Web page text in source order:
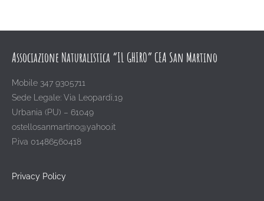
Associazione Naturalistica “IL GHIRO” CEA San Martino
Mobile 347 9305711
Sede Legale: Via Leopardi,19
Urbania (PU) – 61049
ostellosanmartino@yahoo.it
P.iva 01486560418
Privacy Policy